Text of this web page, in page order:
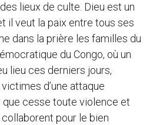
lieux de culte. Dieu est un
il veut la paix entre tous ses
dans la prière les familles du
du Congo, où un
lieu ces derniers jours,
d’une attaque
cesse toute violence et
pour le bien